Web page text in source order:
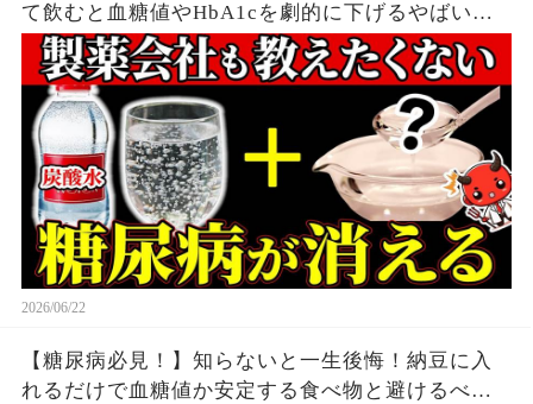
て飲むと血糖値やHbA1cを劇的に下げるやばい食
べ物7選【糖尿病・高齢者・血糖値・HbA1c】
2026/06/22
【糖尿病必見！】知らないと一生後悔！納豆に入
れるだけで血糖値か安定する食べ物と避けるべき